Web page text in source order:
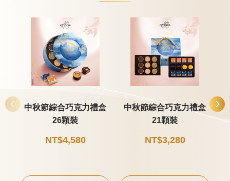
中秋節綜合巧克力禮盒
26顆裝
NT$4,580
中秋節綜合巧克力禮盒
21顆裝
NT$3,280